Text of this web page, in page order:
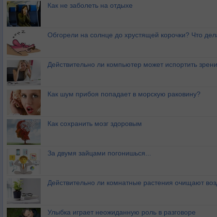
Как не заболеть на отдыхе
Обгорели на солнце до хрустящей корочки? Что
Действительно ли компьютер может испортить
Как шум прибоя попадает в морскую раковину?
Как сохранить мозг здоровым
За двумя зайцами погонишься...
Действительно ли комнатные растения очищают
Улыбка играет неожиданную роль в разговоре